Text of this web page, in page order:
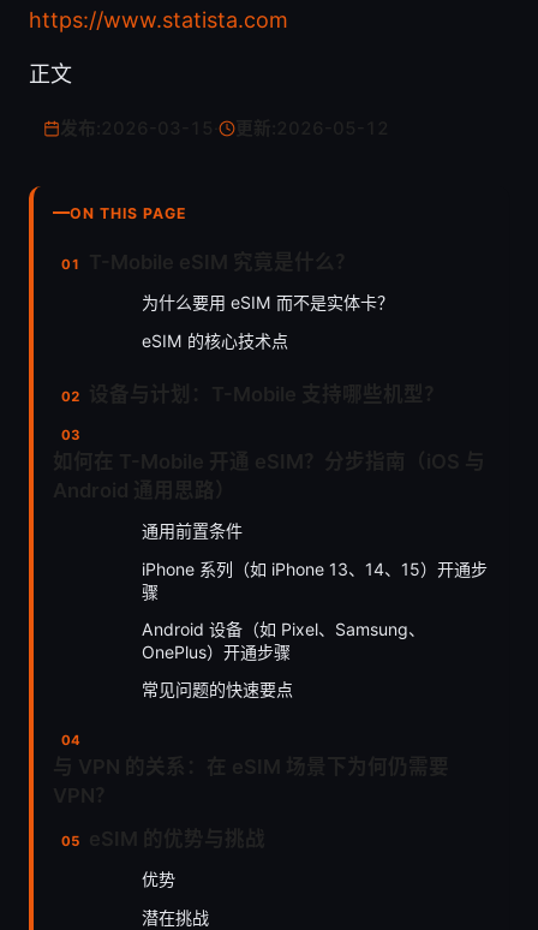
https://www.statista.com
正文
更新:
ON THIS PAGE
为什么要用 eSIM 而不是实体卡？
eSIM 的核心技术点
通用前置条件
iPhone 系列（如 iPhone 13、14、15）开通步
骤
Android 设备（如 Pixel、Samsung、
OnePlus）开通步骤
常见问题的快速要点
优势
潜在挑战